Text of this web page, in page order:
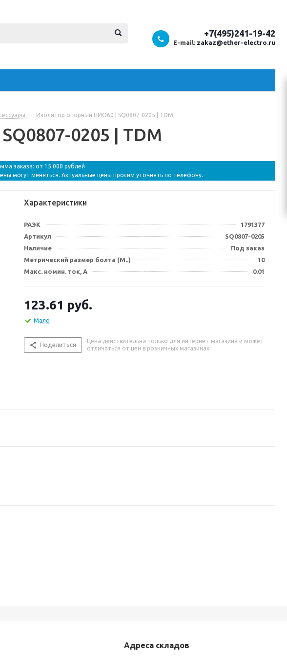
+7(495)241-19-42
E-mail: zakaz@ether-electro.ru
- Изолятор опорный ПИО60 | SQ0807-0205 | TDM
0205 | TDM
заказа: от 15 000 рублей
могут меняться. Актуальные цены просим уточнять по телефону.
Характеристики
РАЭК
1791377
Артикул
SQ0807-0205
Наличие
Под заказ
Метрический размер болта (М..)
10
Макс. номин. ток, А
0.01
123.61 руб.
Мало
Поделиться
Цена действительна только для интернет-магазина и может
отличаться от цен в розничных магазинах
Адреса складов